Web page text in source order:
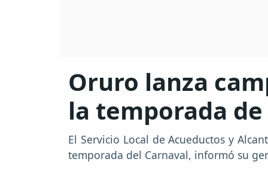
Oruro lanza
la temporada
El Servicio Local de Acueductos y
temporada del Carnaval, informó su